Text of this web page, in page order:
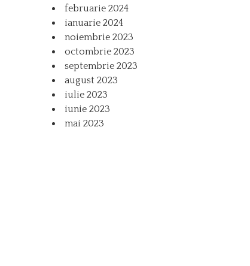
februarie 2024
ianuarie 2024
noiembrie 2023
octombrie 2023
septembrie 2023
august 2023
iulie 2023
iunie 2023
mai 2023